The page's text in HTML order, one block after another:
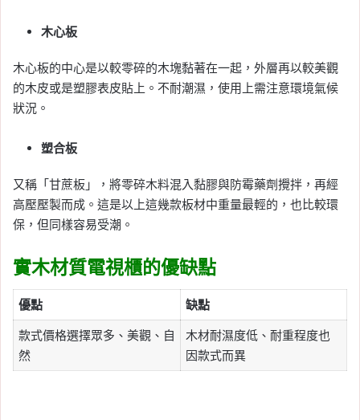
木心板
木心板的中心是以較零碎的木塊黏著在一起，外層再以較美觀
的木皮或是塑膠表皮貼上。不耐潮濕，使用上需注意環境氣候
狀況。
塑合板
又稱「甘蔗板」，將零碎木料混入黏膠與防霉藥劑攪拌，再經
高壓壓製而成。這是以上這幾款板材中重量最輕的，也比較環
保，但同樣容易受潮。
實木材質電視櫃的優缺點
優點
缺點
款式價格選擇眾多、美觀、自
然
木材耐濕度低、耐重程度也
因款式而異